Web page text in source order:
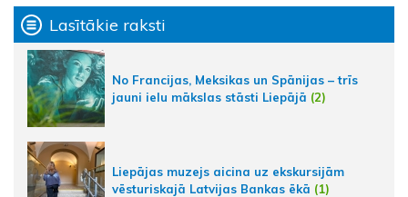
Lasītākie raksti
No Francijas, Meksikas un Spānijas – trīs
jauni ielu mākslas stāsti Liepājā (2)
Liepājas muzejs aicina uz ekskursijām
vēsturiskajā Latvijas Bankas ēkā (1)